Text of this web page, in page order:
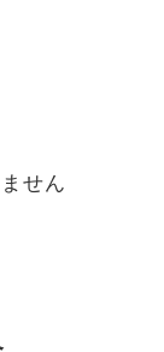
せん